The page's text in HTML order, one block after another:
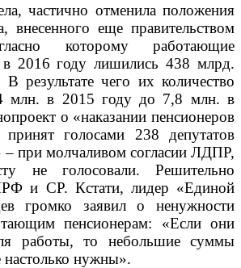
частично отменила положения
внесенного еще правительством
которому работающие
2016 году лишились 438 млрд.
результате чего их количество
млн. в 2015 году до 7,8 млн. в
о «наказании пенсионеров
голосами 238 депутатов
– при молчаливом согласии ЛДПР,
не голосовали. Решительно
и СР. Кстати, лидер «Единой
громко заявил о ненужности
пенсионерам: «Если они
работы, то небольшие суммы
настолько нужны».